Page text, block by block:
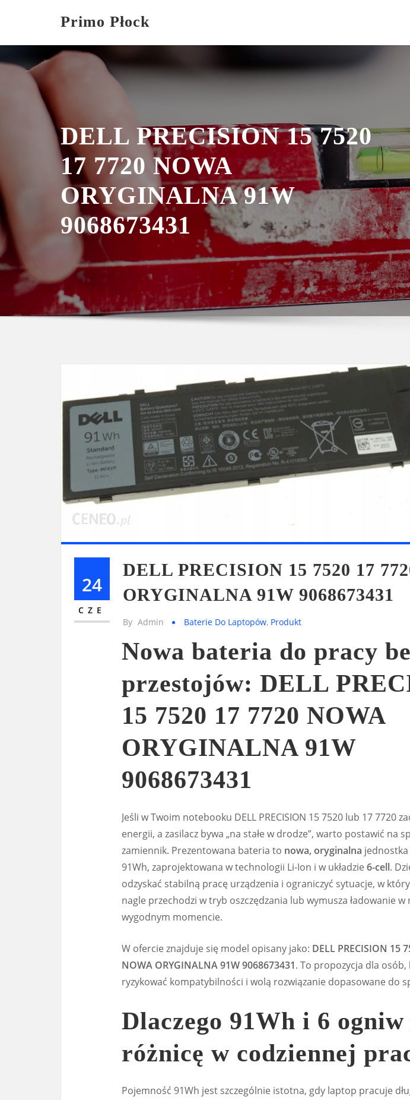
Primo Płock
DELL PRECISION 15 7520
17 7720 NOWA
ORYGINALNA 91W
9068673431
24
CZE
DELL PRECISION 15 7520 17
ORYGINALNA 91W 9068673431
By Admin Baterie Do Laptopów, Produkt
Nowa bateria do pracy
przestojów: DELL
15 7520 17 7720 NOWA
ORYGINALNA 91W
9068673431
Jeśli w Twoim notebooku DELL PRECISION 15 7520 lub 17 7720
energii, a zasilacz bywa „na stałe w drodze”, warto postawić na
zamiennik. Prezentowana bateria to nowa, oryginalna
91Wh, zaprojektowana w technologii Li-Ion i w układzie 6-cell.
odzyskać stabilną pracę urządzenia i ograniczyć sytuacje, w
nagle przechodzi w tryb oszczędzania lub wymusza ładowanie w
wygodnym momencie.
W ofercie znajduje się model opisany jako: DELL PRECISION 15
NOWA ORYGINALNA 91W 9068673431. To propozycja dla
ryzykować kompatybilności i wolą rozwiązanie dopasowane do
Dlaczego 91Wh i 6
różnicę w codziennej
Pojemność 91Wh jest szczególnie istotna, gdy laptop pracuje